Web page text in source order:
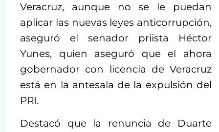
Veracruz, aunque no se le puedan
aplicar las nuevas leyes anticorrupción,
aseguró el senador priista Héctor
Yunes, quien aseguró que el ahora
gobernador con licencia de Veracruz
está en la antesala de la expulsión del
PRI.
Destacó que la renuncia de Duarte